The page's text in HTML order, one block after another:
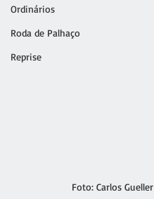
Ordinários
Roda de Palhaço
Reprise
Foto: Carlos Gueller